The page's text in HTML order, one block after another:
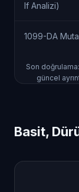
If Analizi)
1099-DA
Son
güncel
Basit,